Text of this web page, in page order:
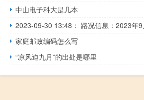
中山电子科大是几本
家庭邮政编码怎么写
“凉风迫九月”的出处是哪里